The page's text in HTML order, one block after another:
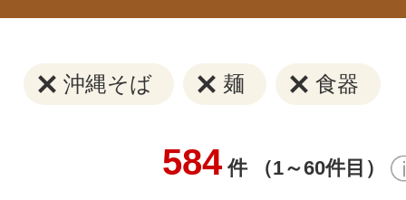
沖縄そば 麺 食器
584 件 （1～60件目）